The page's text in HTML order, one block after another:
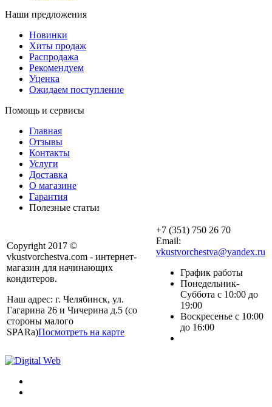
Наши предложения
Новинки
Хиты продаж
Распродажа
Рекомендуем
Уценка
Ожидаем поступление
Помощь и сервисы
Главная
Отзывы
Контакты
Услуги
Доставка
О магазине
Гарантия
Полезные статьи
Copyright 2017 ©
vkustvorchestva.com - интернет-
магазин для начинающих
кондитеров.
Наш адрес: г. Челябинск, ул.
Гагарина 26 и Чичерина д.5 (со
стороны малого
SPARa)Посмотреть на карте
+7 (351) 750 26 70
Email:
vkustvorchestva@yandex.ru
График работы
Понедельник-
Суббота с 10:00 до
19:00
Воскресенье с 10:00
до 16:00